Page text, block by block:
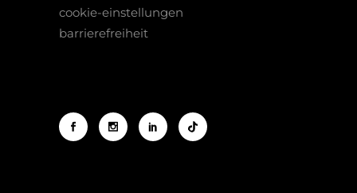
cookie-einstellungen
barrierefreiheit